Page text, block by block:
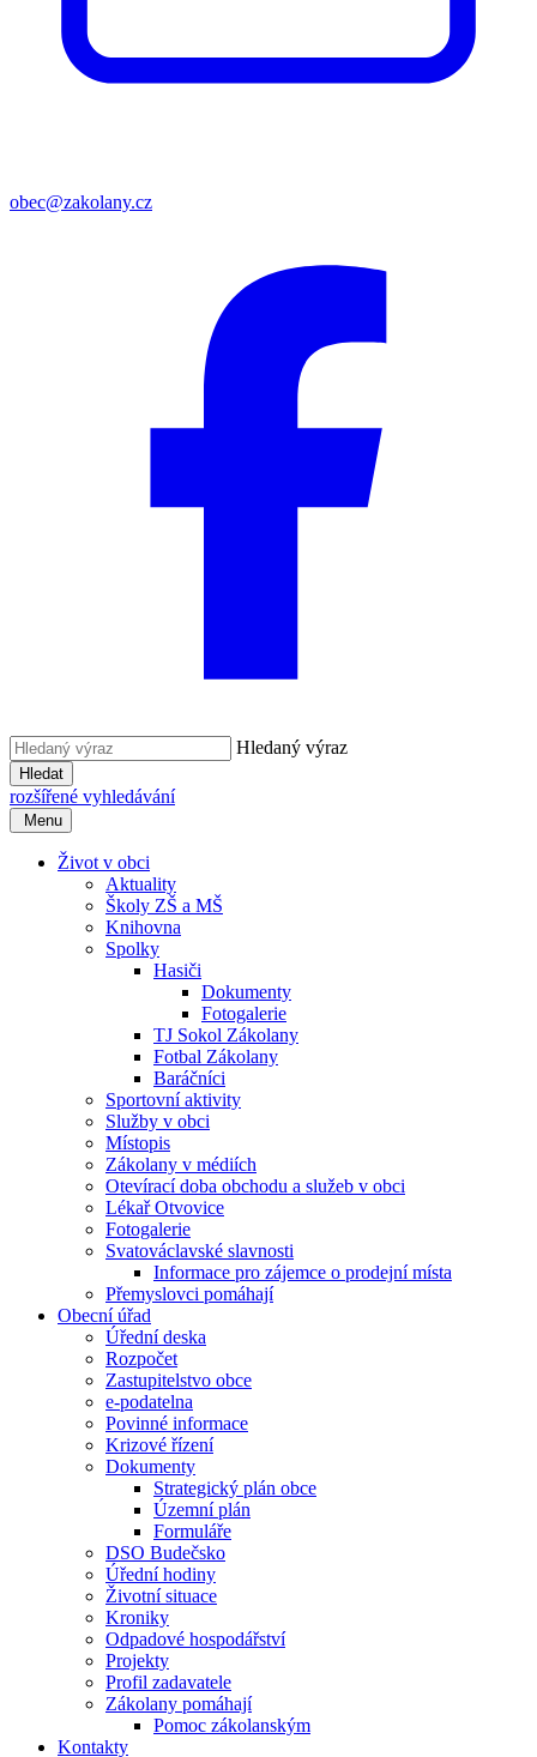
obec@zakolany.cz
Hledaný výraz
Hledat
rozšířené vyhledávání
Menu
Život v obci
Aktuality
Školy ZŠ a MŠ
Knihovna
Spolky
Hasiči
Dokumenty
Fotogalerie
TJ Sokol Zákolany
Fotbal Zákolany
Baráčníci
Sportovní aktivity
Služby v obci
Místopis
Zákolany v médiích
Otevírací doba obchodu a služeb v obci
Lékař Otvovice
Fotogalerie
Svatováclavské slavnosti
Informace pro zájemce o prodejní místa
Přemyslovci pomáhají
Obecní úřad
Úřední deska
Rozpočet
Zastupitelstvo obce
e-podatelna
Povinné informace
Krizové řízení
Dokumenty
Strategický plán obce
Územní plán
Formuláře
DSO Budečsko
Úřední hodiny
Životní situace
Kroniky
Odpadové hospodářství
Projekty
Profil zadavatele
Zákolany pomáhají
Pomoc zákolanským
Kontakty